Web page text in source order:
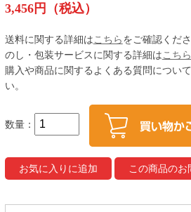
3,456円（税込）
送料に関する詳細は こちら をご確認くださ
のし・包装サービスに関する詳細は こちら
購入や商品に関するよくある質問につい
い。
数量：